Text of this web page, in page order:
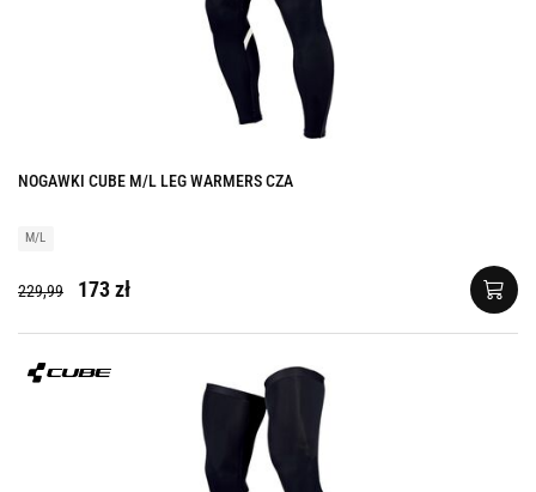
NOGAWKI CUBE M/L LEG WARMERS CZA
M/L
229,99 173 zł